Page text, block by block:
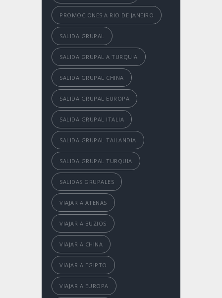
PROMOCIONES A RIO DE JANEIRO
SALIDA GRUPAL
SALIDA GRUPAL A TURQUIA
SALIDA GRUPAL CHINA
SALIDA GRUPAL EUROPA
SALIDA GRUPAL ITALIA
SALIDA GRUPAL TAILANDIA
SALIDA GRUPAL TURQUIA
SALIDAS GRUPALES
VIAJAR A ATENAS
VIAJAR A BUZIOS
VIAJAR A CHINA
VIAJAR A EGIPTO
VIAJAR A EUROPA